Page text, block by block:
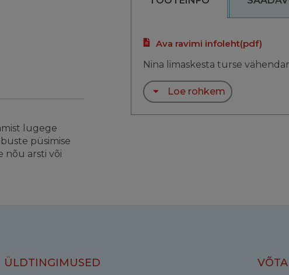
lugege
püsimise
nõu arsti või
Ava ravimi infoleht(pdf)
Nina limaskesta turse
Loe rohkem
ÜLDTINGIMUSED